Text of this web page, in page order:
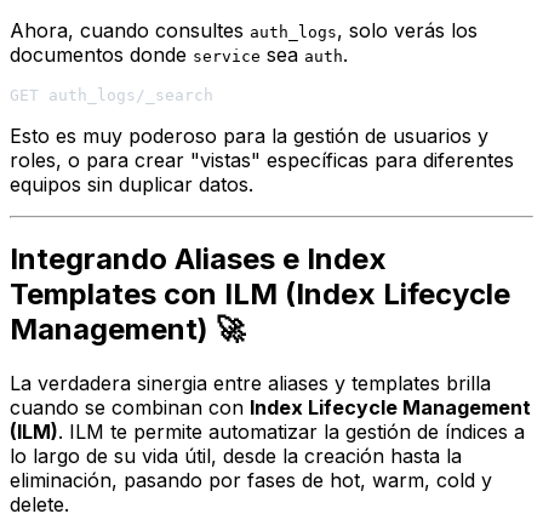
Ahora, cuando consultes auth_logs, solo verás los
documentos donde service sea auth.
Esto es muy poderoso para la gestión de usuarios y
roles, o para crear "vistas" específicas para diferentes
equipos sin duplicar datos.
Integrando Aliases e Index
Templates con ILM (Index Lifecycle
Management) 🚀
La verdadera sinergia entre aliases y templates brilla
cuando se combinan con Index Lifecycle Management
(ILM). ILM te permite automatizar la gestión de índices a
lo largo de su vida útil, desde la creación hasta la
eliminación, pasando por fases de hot, warm, cold y
delete.